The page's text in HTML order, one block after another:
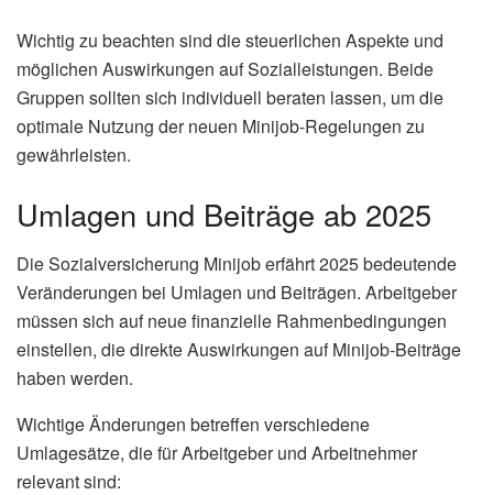
Wichtig zu beachten sind die steuerlichen Aspekte und
möglichen Auswirkungen auf Sozialleistungen. Beide
Gruppen sollten sich individuell beraten lassen, um die
optimale Nutzung der neuen Minijob-Regelungen zu
gewährleisten.
Umlagen und Beiträge ab 2025
Die Sozialversicherung Minijob erfährt 2025 bedeutende
Veränderungen bei Umlagen und Beiträgen. Arbeitgeber
müssen sich auf neue finanzielle Rahmenbedingungen
einstellen, die direkte Auswirkungen auf Minijob-Beiträge
haben werden.
Wichtige Änderungen betreffen verschiedene
Umlagesätze, die für Arbeitgeber und Arbeitnehmer
relevant sind: